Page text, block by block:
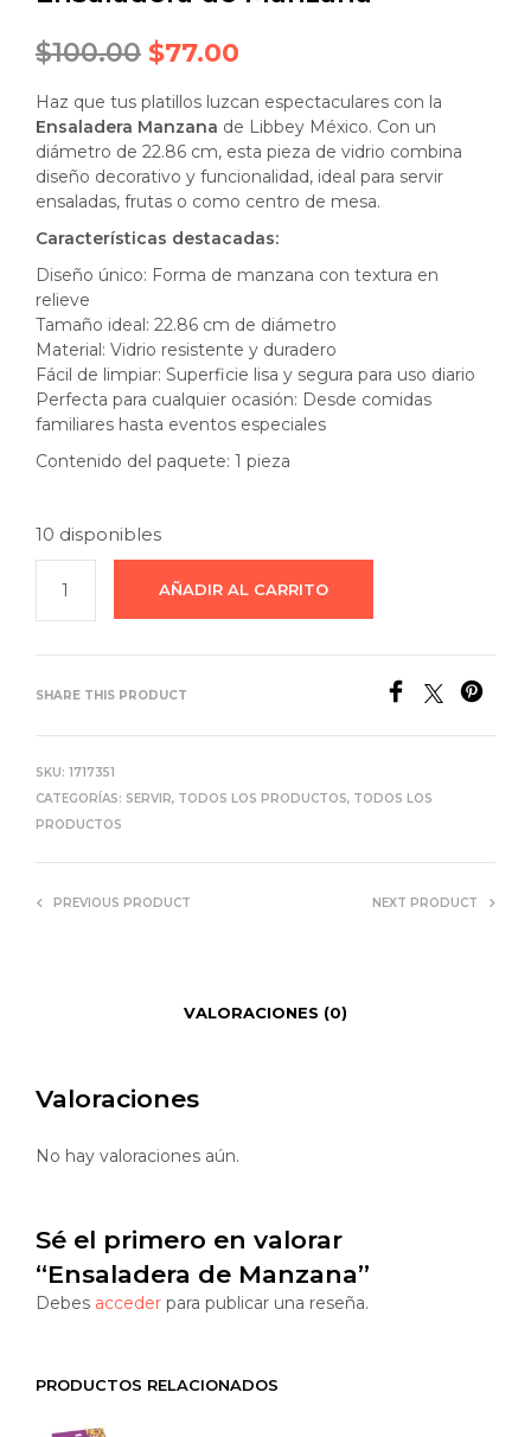
$100.00 Original
price
was:
$100.00.
$77.00
price
is:
$77.00.
Haz que tus platillos luzcan espectaculares con la
Ensaladera Manzana de Libbey México. Con un
diámetro de 22.86 cm, esta pieza de vidrio combina
diseño decorativo y funcionalidad, ideal para servir
ensaladas, frutas o como centro de mesa.
Características destacadas:
Diseño único: Forma de manzana con textura en
relieve
Tamaño ideal: 22.86 cm de diámetro
Material: Vidrio resistente y duradero
Fácil de limpiar: Superficie lisa y segura para uso diario
Perfecta para cualquier ocasión: Desde comidas
familiares hasta eventos especiales
Contenido del paquete: 1 pieza
10 disponibles
AÑADIR AL CARRITO
SHARE THIS PRODUCT
SKU: 1717351
CATEGORÍAS: SERVIR, TODOS LOS PRODUCTOS, TODOS LOS
PRODUCTOS
PREVIOUS PRODUCT NEXT PRODUCT
VALORACIONES (0)
Valoraciones
No hay valoraciones aún.
Sé el primero en valorar
“Ensaladera de Manzana”
Debes acceder para publicar una reseña.
PRODUCTOS RELACIONADOS